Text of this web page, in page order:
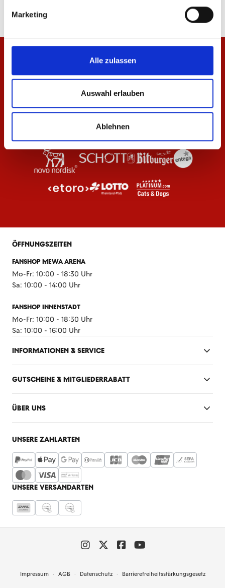
Marketing
Alle zulassen
Auswahl erlauben
Ablehnen
ÖFFNUNGSZEITEN
FANSHOP MEWA ARENA
Mo-Fr: 10:00 - 18:30 Uhr
Sa: 10:00 - 14:00 Uhr
FANSHOP INNENSTADT
Mo-Fr: 10:00 - 18:30 Uhr
Sa: 10:00 - 16:00 Uhr
INFORMATIONEN & SERVICE
GUTSCHEINE & MITGLIEDERRABATT
ÜBER UNS
UNSERE ZAHLARTEN
UNSERE VERSANDARTEN
Impressum AGB Datenschutz Barrierefreiheitsstärkungsgesetz